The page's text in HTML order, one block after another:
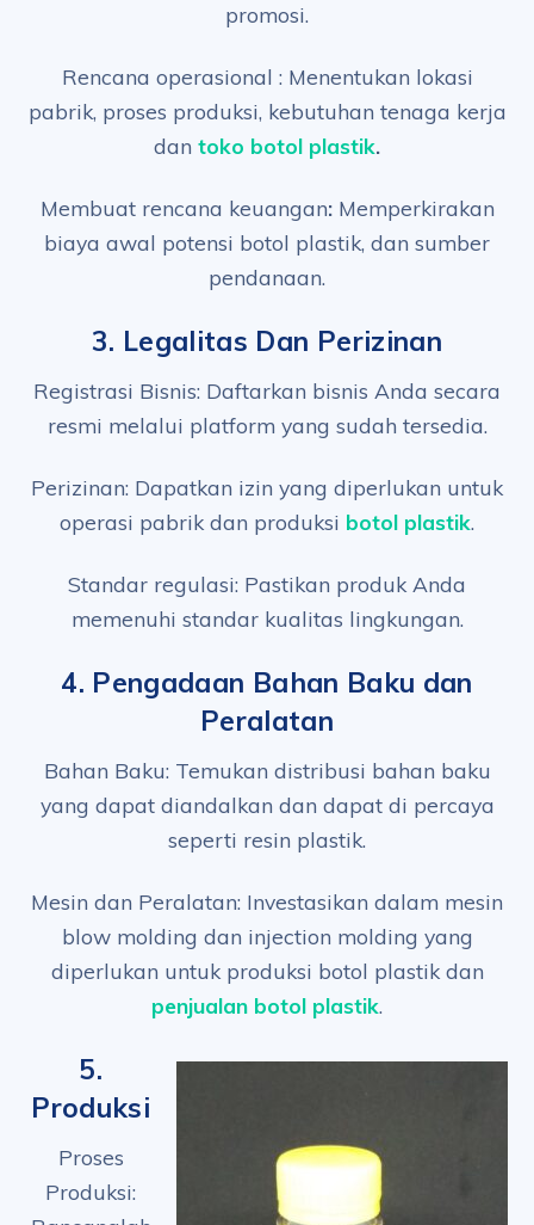
promosi.
Rencana operasional : Menentukan lokasi
pabrik, proses produksi, kebutuhan tenaga kerja
dan toko botol plastik.
Membuat rencana keuangan:Memperkirakan
biaya awal potensi botol plastik, dan sumber
pendanaan.
3. Legalitas Dan Perizinan
Registrasi Bisnis: Daftarkan bisnis Anda secara
resmi melalui platform yang sudah tersedia.
Perizinan: Dapatkan izin yang diperlukan untuk
operasi pabrik dan produksi botol plastik.
Standar regulasi: Pastikan produk Anda
memenuhi standar kualitas lingkungan.
4. Pengadaan Bahan Baku dan
Peralatan
Bahan Baku: Temukan distribusi bahan baku
yang dapat diandalkan dan dapat di percaya
seperti resin plastik.
Mesin dan Peralatan: Investasikan dalam mesin
blow molding dan injection molding yang
diperlukan untuk produksi botol plastik dan
penjualan botol plastik.
5.
Produksi
Proses
Produksi: